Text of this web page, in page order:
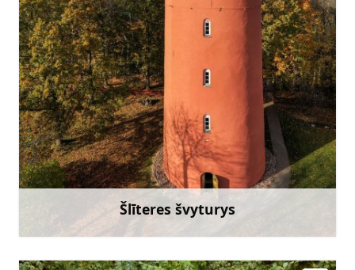
Šlīteres švyturys
slitere@slitere.lv
+371 28385025
Eik su